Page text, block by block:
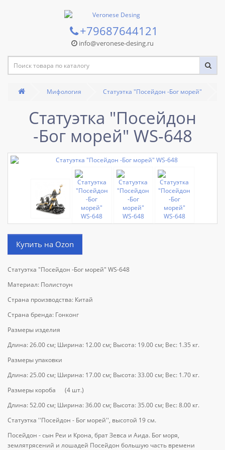
+79687644121
info@veronese-desing.ru
Мифология Статуэтка "Посейдон -Бог морей"
Статуэтка "Посейдон
-Бог морей" WS-648
Купить на Ozon
Статуэтка "Посейдон -Бог морей" WS-648
Материал: Полистоун
Страна производства: Китай
Страна бренда: Гонконг
Размеры изделия
Длина: 26.00 см; Ширина: 12.00 см; Высота: 19.00 см; Вес: 1.35 кг.
Размеры упаковки
Длина: 25.00 см; Ширина: 17.00 см; Высота: 33.00 см; Вес: 1.70 кг.
Размеры короба (4 шт.)
Длина: 52.00 см; Ширина: 36.00 см; Высота: 35.00 см; Вес: 8.00 кг.
Статуэтка ''Посейдон - Бог морей'', высотой 19 см.
Посейдон - сын Реи и Крона, брат Зевса и Аида. Бог моря,
землятрясений и лошадей Посейдон большую часть времени